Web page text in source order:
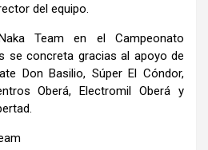
del equipo.
Team en el Campeonato
se concreta gracias al apoyo de
Don Basilio, Súper El Cóndor,
Oberá, Electromil Oberá y